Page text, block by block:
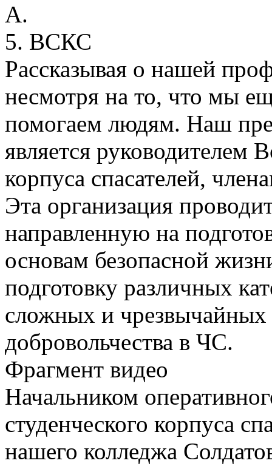
А.
5. ВСКС
Рассказывая о нашей
несмотря на то, что мы
помогаем людям. Наш
является руководителем
корпуса спасателей,
Эта организация
направленную на
основам безопасной
подготовку различных
сложных и чрезвычайных
добровольчества в ЧС.
Фрагмент видео
Начальником
студенческого корпуса
нашего колледжа